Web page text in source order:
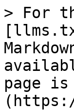
> For
page